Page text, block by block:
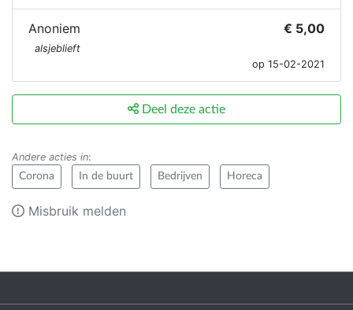
Anoniem € 5,00
alsjeblieft
op 15-02-2021
Deel deze actie
Andere acties in:
Corona In de buurt Bedrijven Horeca
Misbruik melden